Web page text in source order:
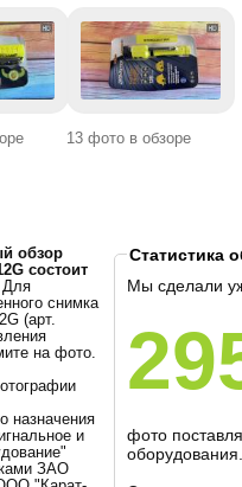
13 фото в обзоре
обзор
состоит
Для
снимка
(арт.
на фото.
назначения
и
ЗАО
Статистика
Мы сделали
фото
оборудования.